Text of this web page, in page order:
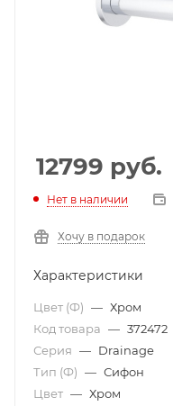
12799 руб.
Нет в наличии
Хочу в подарок
Характеристики
Цвет (Ф) — Хром
Код товара — 372472
Серия — Drainage
Тип (Ф) — Сифон
Цвет — Хром